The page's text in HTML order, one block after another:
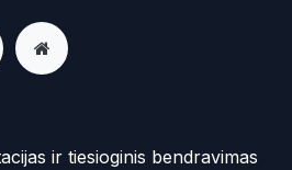
ir tiesioginis bendravimas